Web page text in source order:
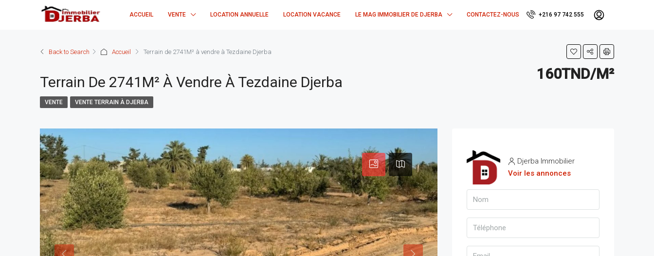
ACCUEIL VENTE LOCATION ANNUELLE LOCATION VACANCE LE MAG IMMOBILIER DE DJERBA CONTACTEZ-NOUS +216 97 742 555
Back to Search Accueil Terrain de 2741M² à vendre à Tezdaine Djerba
Terrain De 2741M² À Vendre À Tezdaine Djerba 160TND/M²
VENTE VENTE TERRAIN À DJERBA
Djerba Immobilier
Voir les annonces